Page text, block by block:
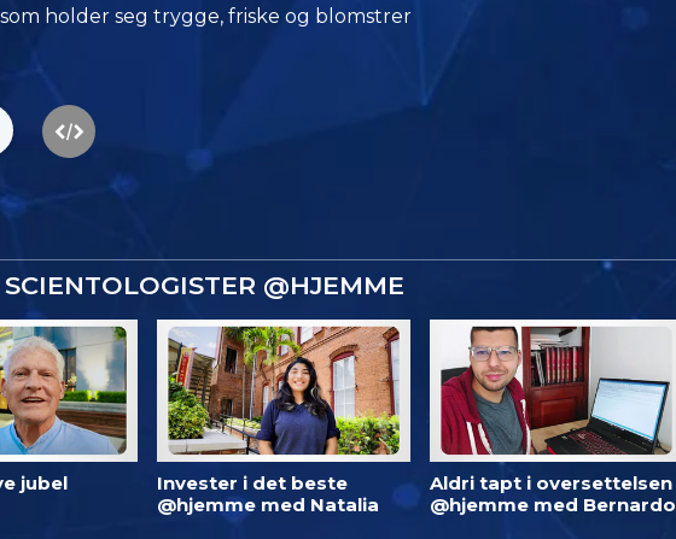
holder seg trygge, friske og blomstrer
@HJEMME
jubel
Invester i det beste
@hjemme med Natalia
Aldri tapt i oversettelsen
@hjemme med Bernardo